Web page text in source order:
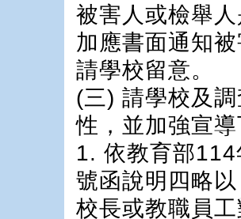
被害人或檢舉
加應書面通知
請學校留意。
(三) 請學校及
性，並加強宣
1. 依教育部
號函說明四略
校長或教職員